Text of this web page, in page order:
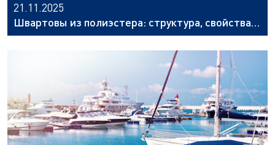
21.11.2025
Швартовы из полиэстера: структура, свойства и
выбор по условиям эксплуатации